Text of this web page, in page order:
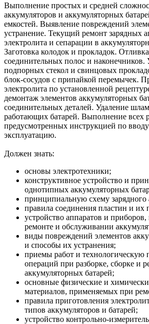
Выполнение простых и средней
аккумуляторов и аккумуляторных
емкостей. Выявление повреждений
устранение. Текущий ремонт зарядных
электролита и сепарации в
Заготовка колодок и прокладок.
соединительных полос и наконечников.
подпорных стекол и свинцовых
блок-сосудов с припайкой перемычек.
электролита по установленной
демонтаж элементов аккумуляторных
соединительных деталей. Удаление
работающих батарей. Выполнение всех
предусмотренных инструкцией по
эксплуатацию.
Должен знать:
основы электротехники;
конструктивное устройство и
однотипных аккумуляторных
принципиальную схему зарядного
правила соединения пластин и их
устройство аппаратов и
ремонте и обслуживании
виды повреждений элементов
и способы их устранения;
приемы работ и технологическую
операций при разборке, сборке и
аккумуляторных батарей;
основные физические и
материалов, применяемых при
правила приготовления
типов аккумуляторов и батарей;
устройство контрольно-